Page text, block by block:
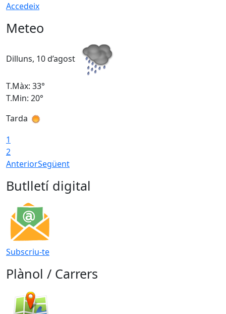
Accedeix
Meteo
Dilluns, 10 d’agost
T.Màx: 33°
T.Min: 20°
Tarda
1
2
AnteriorSegüent
Butlletí digital
Subscriu-te
Plànol / Carrers